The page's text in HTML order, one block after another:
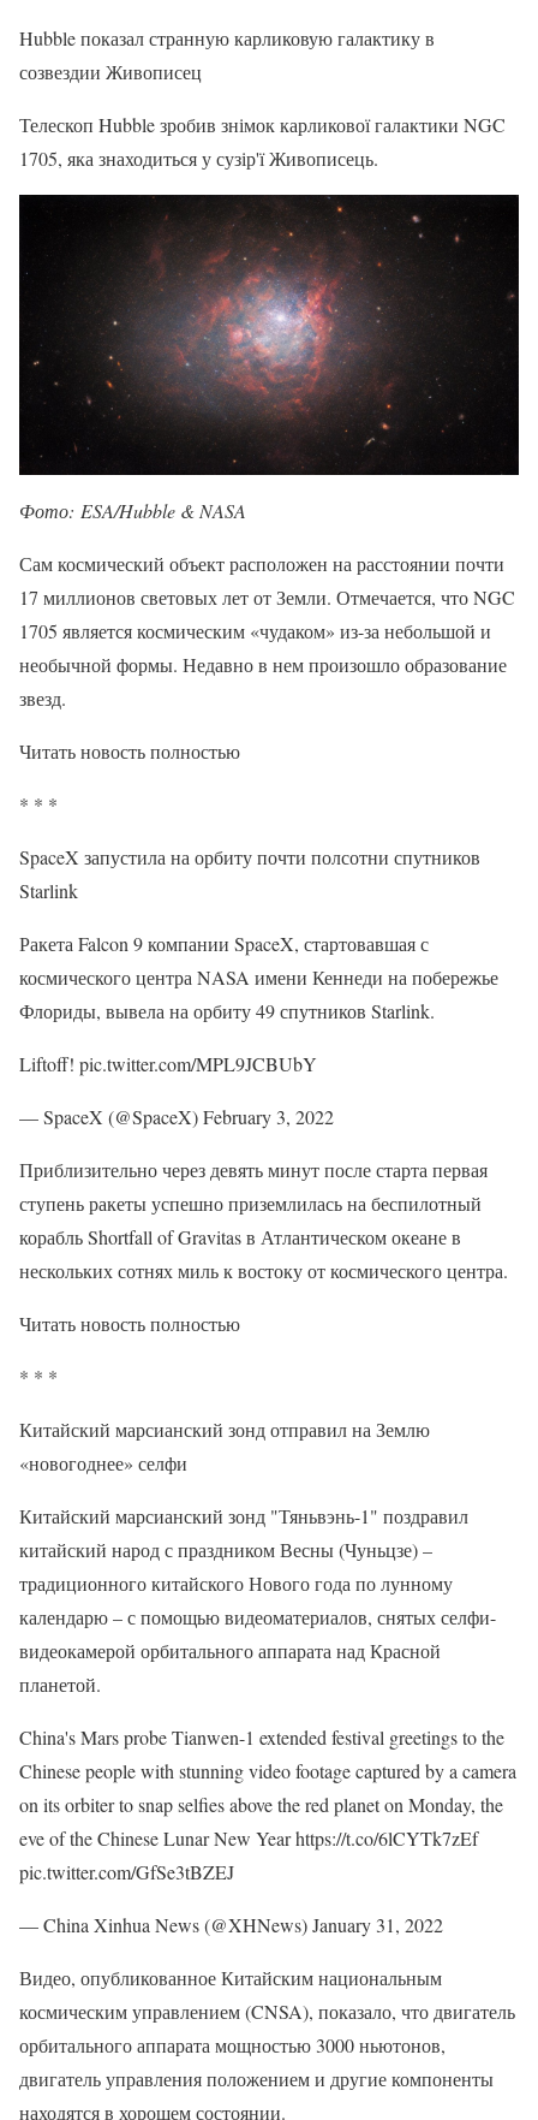
Hubble показал странную карликовую галактику в
созвездии Живописец
Телескоп Hubble зробив знімок карликової галактики NGC
1705, яка знаходиться у сузір'ї Живописець.
Фото: ESA/Hubble & NASA
Сам космический объект расположен на расстоянии почти
17 миллионов световых лет от Земли. Отмечается, что NGC
1705 является космическим «чудаком» из-за небольшой и
необычной формы. Недавно в нем произошло образование
звезд.
Читать новость полностью
* * *
SpaceX запустила на орбиту почти полсотни спутников
Starlink
Ракета Falcon 9 компании SpaceX, стартовавшая с
космического центра NASA имени Кеннеди на побережье
Флориды, вывела на орбиту 49 спутников Starlink.
Liftoff! pic.twitter.com/MPL9JCBUbY
— SpaceX (@SpaceX) February 3, 2022
Приблизительно через девять минут после старта первая
ступень ракеты успешно приземлилась на беспилотный
корабль Shortfall of Gravitas в Атлантическом океане в
нескольких сотнях миль к востоку от космического центра.
Читать новость полностью
* * *
Китайский марсианский зонд отправил на Землю
«новогоднее» селфи
Китайский марсианский зонд "Тяньвэнь-1" поздравил
китайский народ с праздником Весны (Чуньцзе) –
традиционного китайского Нового года по лунному
календарю – с помощью видеоматериалов, снятых селфи-
видеокамерой орбитального аппарата над Красной
планетой.
China's Mars probe Tianwen-1 extended festival greetings to the
Chinese people with stunning video footage captured by a camera
on its orbiter to snap selfies above the red planet on Monday, the
eve of the Chinese Lunar New Year https://t.co/6lCYTk7zEf
pic.twitter.com/GfSe3tBZEJ
— China Xinhua News (@XHNews) January 31, 2022
Видео, опубликованное Китайским национальным
космическим управлением (CNSA), показало, что двигатель
орбитального аппарата мощностью 3000 ньютонов,
двигатель управления положением и другие компоненты
находятся в хорошем состоянии.